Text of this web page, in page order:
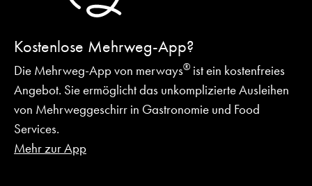
Kostenlose Mehrweg-App?
Die Mehrweg-App von merways® ist ein kostenfreies
Angebot. Sie ermöglicht das unkomplizierte Ausleihen
von Mehrweggeschirr in Gastronomie und Food
Services.
Mehr zur App